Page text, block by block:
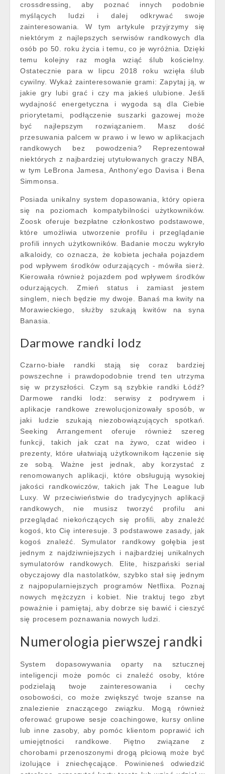
crossdressing, aby poznać innych podobnie
myślących ludzi i dalej odkrywać swoje
zainteresowania. W tym artykule przyjrzymy się
niektórym z najlepszych serwisów randkowych dla
osób po 50. roku życia i temu, co je wyróżnia. Dzięki
temu kolejny raz mogła wziąć ślub kościelny.
Ostatecznie para w lipcu 2018 roku wzięła ślub
cywilny. Wykaż zainteresowanie grami: Zapytaj ją, w
jakie gry lubi grać i czy ma jakieś ulubione. Jeśli
wydajność energetyczna i wygoda są dla Ciebie
priorytetami, podłączenie suszarki gazowej może
być najlepszym rozwiązaniem. Masz dość
przesuwania palcem w prawo i w lewo w aplikacjach
randkowych bez powodzenia? Reprezentował
niektórych z najbardziej utytułowanych graczy NBA,
w tym LeBrona Jamesa, Anthony'ego Davisa i Bena
Simmonsa.
Posiada unikalny system dopasowania, który opiera
się na poziomach kompatybilności użytkowników.
Zoosk oferuje bezpłatne członkostwo podstawowe,
które umożliwia utworzenie profilu i przeglądanie
profili innych użytkowników. Badanie moczu wykryło
alkaloidy, co oznacza, że kobieta jechała pojazdem
pod wpływem środków odurzających - mówiła sierż.
Kierowała również pojazdem pod wpływem środków
odurzających. Zmień status i zamiast jestem
singlem, niech będzie my dwoje. Banaś ma kwity na
Morawieckiego, służby szukają kwitów na syna
Banasia.
Darmowe randki lodz
Czarno-białe randki stają się coraz bardziej
powszechne i prawdopodobnie trend ten utrzyma
się w przyszłości. Czym są szybkie randki Łódź?
Darmowe randki lodz: serwisy z podrywem i
aplikacje randkowe zrewolucjonizowały sposób, w
jaki ludzie szukają niezobowiązujących spotkań.
Seeking Arrangement oferuje również szereg
funkcji, takich jak czat na żywo, czat wideo i
prezenty, które ułatwiają użytkownikom łączenie się
ze sobą. Ważne jest jednak, aby korzystać z
renomowanych aplikacji, które obsługują wysokiej
jakości randkowiczów, takich jak The League lub
Luxy. W przeciwieństwie do tradycyjnych aplikacji
randkowych, nie musisz tworzyć profilu ani
przeglądać niekończących się profili, aby znaleźć
kogoś, kto Cię interesuje. 3 podstawowe zasady, jak
kogoś znaleźć. Symulator randkowy gołębia jest
jednym z najdziwniejszych i najbardziej unikalnych
symulatorów randkowych. Elite, hiszpański serial
obyczajowy dla nastolatków, szybko stał się jednym
z najpopularniejszych programów Netflixa. Poznaj
nowych mężczyzn i kobiet. Nie traktuj tego zbyt
poważnie i pamiętaj, aby dobrze się bawić i cieszyć
się procesem poznawania nowych ludzi.
Numerologia pierwszej randki
System dopasowywania oparty na sztucznej
inteligencji może pomóc ci znaleźć osoby, które
podzielają twoje zainteresowania i cechy
osobowości, co może zwiększyć twoje szanse na
znalezienie znaczącego związku. Mogą również
oferować grupowe sesje coachingowe, kursy online
lub inne zasoby, aby pomóc klientom poprawić ich
umiejętności randkowe. Piętno związane z
chorobami przenoszonymi drogą płciową może być
izolujące i zniechęcające. Powinieneś odwiedzić